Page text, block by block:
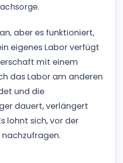
aber es funktioniert,
eigenes Labor verfügt
mit einem
das Labor am anderen
und die
dauert, verlängert
lohnt sich, vor der
nachzufragen.